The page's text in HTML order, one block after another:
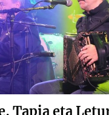
Tapia eta